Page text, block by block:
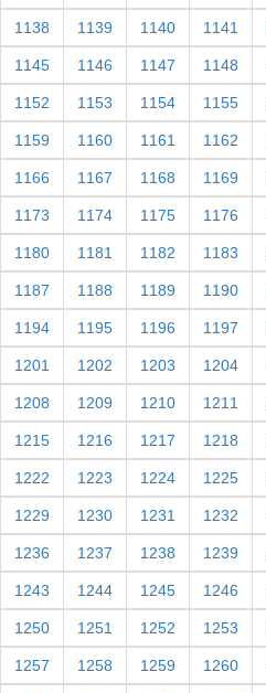
1138 1139 1140 1141
1145 1146 1147 1148
1152 1153 1154 1155
1159 1160 1161 1162
1166 1167 1168 1169
1173 1174 1175 1176
1180 1181 1182 1183
1187 1188 1189 1190
1194 1195 1196 1197
1201 1202 1203 1204
1208 1209 1210 1211
1215 1216 1217 1218
1222 1223 1224 1225
1229 1230 1231 1232
1236 1237 1238 1239
1243 1244 1245 1246
1250 1251 1252 1253
1257 1258 1259 1260